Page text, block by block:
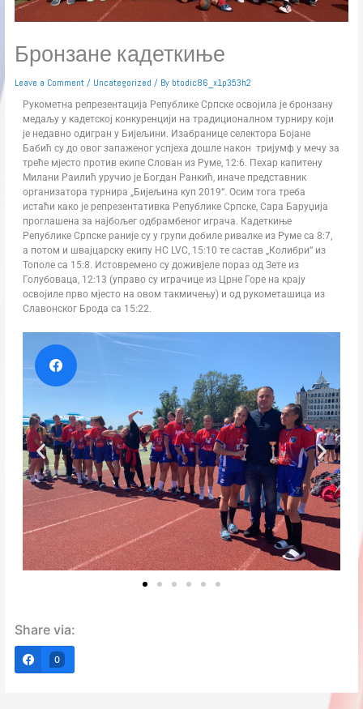
Бронзане кадеткиње
Leave a Comment / Uncategorized / By btodic86_x1p353h2
Рукометна репрезентација Републике Српске освојила је бронзану
медаљу у кадетској конкуренцији на традиционалном турниру који
је недавно одигран у Бијељини. Изабранице селектора Бојане
Бабић су до овог запаженог успјеха дошле након тријумф у мечу за
треће мјесто против екипе Слован из Руме, 12:6. Пехар капитену
Милани Раилић уручио је Богдан Ранкић, иначе представник
организатора турнира „Бијељина куп 2019“. Осим тога треба
истаћи како је репрезентативка Републике Српске, Сара Баруџија
проглашена за најбољег одбрамбеног играча. Кадеткиње
Републике Српске раније су у групи добиле ривалке из Руме са 8:7,
а потом и швајцарску екипу HC LVC, 15:10 те састав „Колибри“ из
Тополе са 15:8. Истовремено су доживјеле пораз од Зете из
Голубоваца, 12:13 (управо су играчице из Црне Горе на крају
освојиле прво мјесто на овом такмичењу) и од рукометашица из
Славонског Брода са 15:22.
Share via:
0